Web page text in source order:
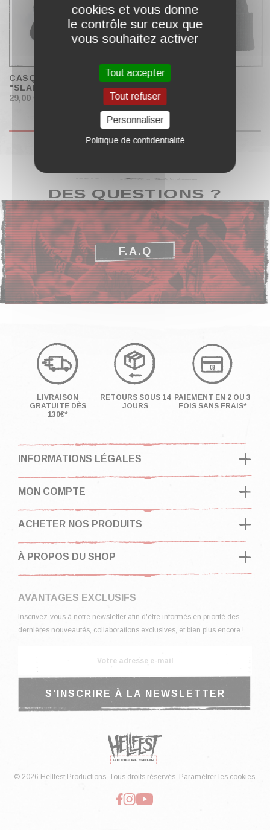
CASQUETTE SNAPBACK
"SLAMCORE"
29,00 €
BONNET "LEGACY"
19,00 €
DES QUESTIONS ?
F.A.Q
LIVRAISON
GRATUITE DÈS
130€*
RETOURS SOUS 14
JOURS
PAIEMENT EN 2 OU 3
FOIS SANS FRAIS*
INFORMATIONS LÉGALES
MON COMPTE
ACHETER NOS PRODUITS
À PROPOS DU SHOP
AVANTAGES EXCLUSIFS
Inscrivez-vous à notre newsletter afin d'être informés en priorité des
dernières nouveautés, collaborations exclusives, et bien plus encore !
© 2026 Hellfest Productions. Tous droits réservés. Paramétrer les cookies.
cookies et vous donne
le contrôle sur ceux que
vous souhaitez activer
Tout accepter
Tout refuser
Personnaliser
Politique de confidentialité